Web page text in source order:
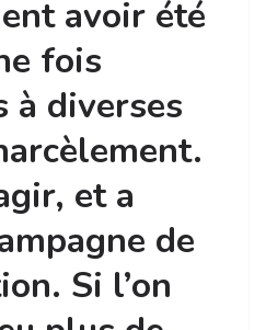
avoir été
fois
à diverses
et a
de
Si l’on